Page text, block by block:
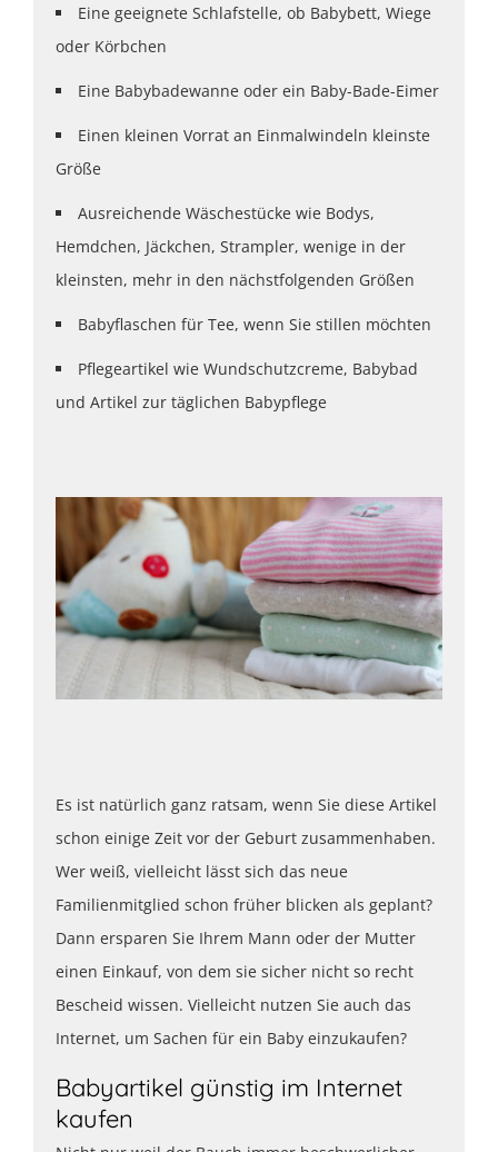
Eine geeignete Schlafstelle, ob Babybett, Wiege
oder Körbchen
Eine Babybadewanne oder ein Baby-Bade-Eimer
Einen kleinen Vorrat an Einmalwindeln kleinste
Größe
Ausreichende Wäschestücke wie Bodys,
Hemdchen, Jäckchen, Strampler, wenige in der
kleinsten, mehr in den nächstfolgenden Größen
Babyflaschen für Tee, wenn Sie stillen möchten
Pflegeartikel wie Wundschutzcreme, Babybad
und Artikel zur täglichen Babypflege
Es ist natürlich ganz ratsam, wenn Sie diese Artikel
schon einige Zeit vor der Geburt zusammenhaben.
Wer weiß, vielleicht lässt sich das neue
Familienmitglied schon früher blicken als geplant?
Dann ersparen Sie Ihrem Mann oder der Mutter
einen Einkauf, von dem sie sicher nicht so recht
Bescheid wissen. Vielleicht nutzen Sie auch das
Internet, um Sachen für ein Baby einzukaufen?
Babyartikel günstig im Internet
kaufen